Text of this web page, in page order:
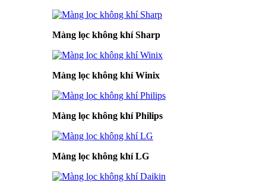
Màng lọc không khí Sharp
Màng lọc không khí Winix
Màng lọc không khí Philips
Màng lọc không khí LG